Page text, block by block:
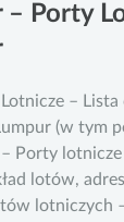
– Porty
–
(w tym
Porty
lotów,
lotniczych